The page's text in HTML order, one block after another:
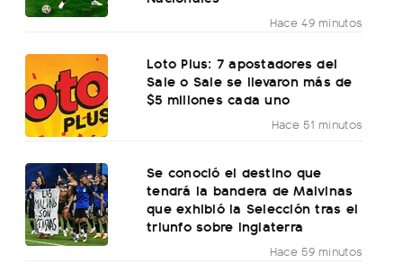
Hace 49 minutos
Loto Plus: 7 apostadores del
Sale o Sale se llevaron más de
$5 millones cada uno
Hace 51 minutos
Se conoció el destino que
tendrá la bandera de Malvinas
que exhibió la Selección tras el
triunfo sobre Inglaterra
Hace 59 minutos